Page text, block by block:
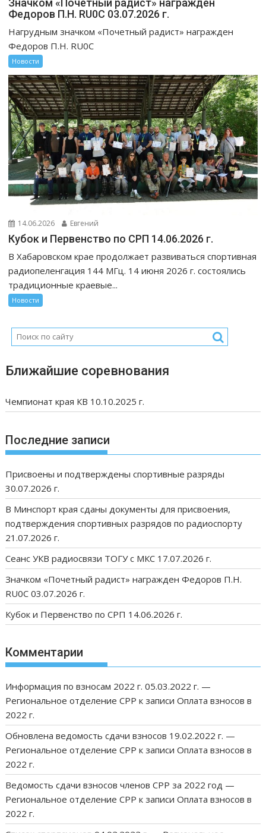
Значком «Почетный радист» награжден
Федоров П.Н. RU0C 03.07.2026 г.
Нагрудным значком «Почетный радист» награжден
Федоров П.Н. RU0C
Новости
14.06.2026 Евгений
Кубок и Первенство по СРП 14.06.2026 г.
В Хабаровском крае продолжает развиваться спортивная
радиопеленгация 144 МГц. 14 июня 2026 г. состоялись
традиционные краевые...
Новости
Ближайшие соревнования
Чемпионат края КВ 10.10.2025 г.
Последние записи
Присвоены и подтверждены спортивные разряды
30.07.2026 г.
В Минспорт края сданы документы для присвоения,
подтверждения спортивных разрядов по радиоспорту
21.07.2026 г.
Сеанс УКВ радиосвязи ТОГУ с МКС 17.07.2026 г.
Значком «Почетный радист» награжден Федоров П.Н.
RU0C 03.07.2026 г.
Кубок и Первенство по СРП 14.06.2026 г.
Комментарии
Информация по взносам 2022 г. 05.03.2022 г. —
Региональное отделение СРР к записиОплата взносов в
2022 г.
Обновлена ведомость сдачи взносов 19.02.2022 г. —
Региональное отделение СРР к записиОплата взносов в
2022 г.
Ведомость сдачи взносов членов СРР за 2022 год —
Региональное отделение СРР к записиОплата взносов в
2022 г.